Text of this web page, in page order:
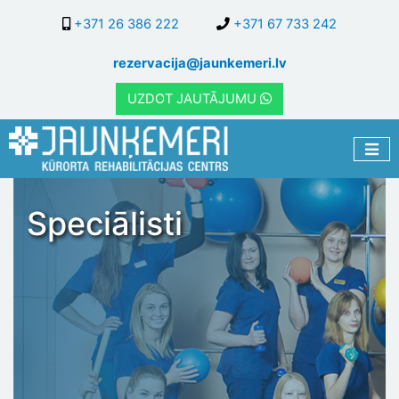
galveno
saturu
+371 26 386 222 +371 67 733 242
rezervacija@jaunkemeri.lv
UZDOT JAUTĀJUMU
Speciālisti